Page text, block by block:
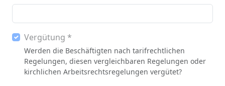
Vergütung *
Werden die Beschäftigten nach tarifrechtlichen
Regelungen, diesen vergleichbaren Regelungen oder
kirchlichen Arbeitsrechtsregelungen vergütet?